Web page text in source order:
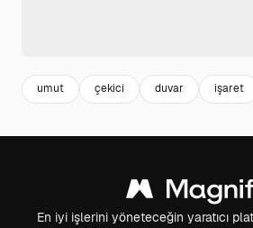
umut çekici duvar işaret
En iyi işlerini yöneteceğin yaratıcı